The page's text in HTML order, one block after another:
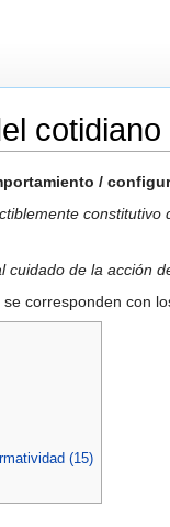
/
cuidado de la acción
corresponden con
(15)